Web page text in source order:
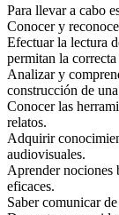
Para llevar a cabo
Conocer y
Efectuar la lectura
permitan la
Analizar y
construcción de
Conocer las
relatos.
Adquirir
audiovisuales.
Aprender nociones
eficaces.
Saber comunicar